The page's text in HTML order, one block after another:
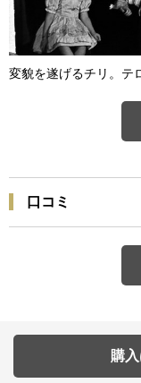
変貌を遂げるチリ。テ
口コミ
購